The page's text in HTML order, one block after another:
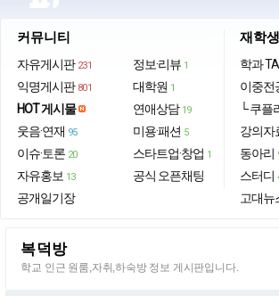
커뮤니티
자유게시판 231
익명게시판 801
HOT 게시물
웃음·연재 95
이슈·토론 20
자유홍보 13
공개일기장
정보·리뷰 1
대학원 1
연애상담 19
미용·패션 5
스타트업·창업 1
공식 오픈채팅
재학생
학과
이중전
└ 쿠플
강의자
동아리
스터디
고대뉴
복덕방
학교 인근 원룸,자취,하숙방 정보 게시판입니다.